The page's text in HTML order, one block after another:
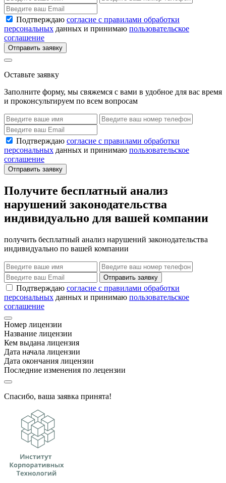
Подтверждаю согласие с правилами обработки
персональных данных и принимаю пользовательское
соглашение
Отправить заявку
Оставьте заявку
Заполните форму, мы свяжемся с вами в удобное для вас время
и проконсультируем по всем вопросам
Подтверждаю согласие с правилами обработки
персональных данных и принимаю пользовательское
соглашение
Отправить заявку
Получите бесплатный анализ
нарушений законодательства
индивидуально для вашей компании
получить бесплатный анализ нарушений законодательства
индивидуально по вашей компании
Отправить заявку
Подтверждаю согласие с правилами обработки
персональных данных и принимаю пользовательское
соглашение
Номер лицензии
Название лицензии
Кем выдана лицензия
Дата начала лицензии
Дата окончания лицензии
Последние изменения по лецензии
Спасибо, ваша заявка принята!